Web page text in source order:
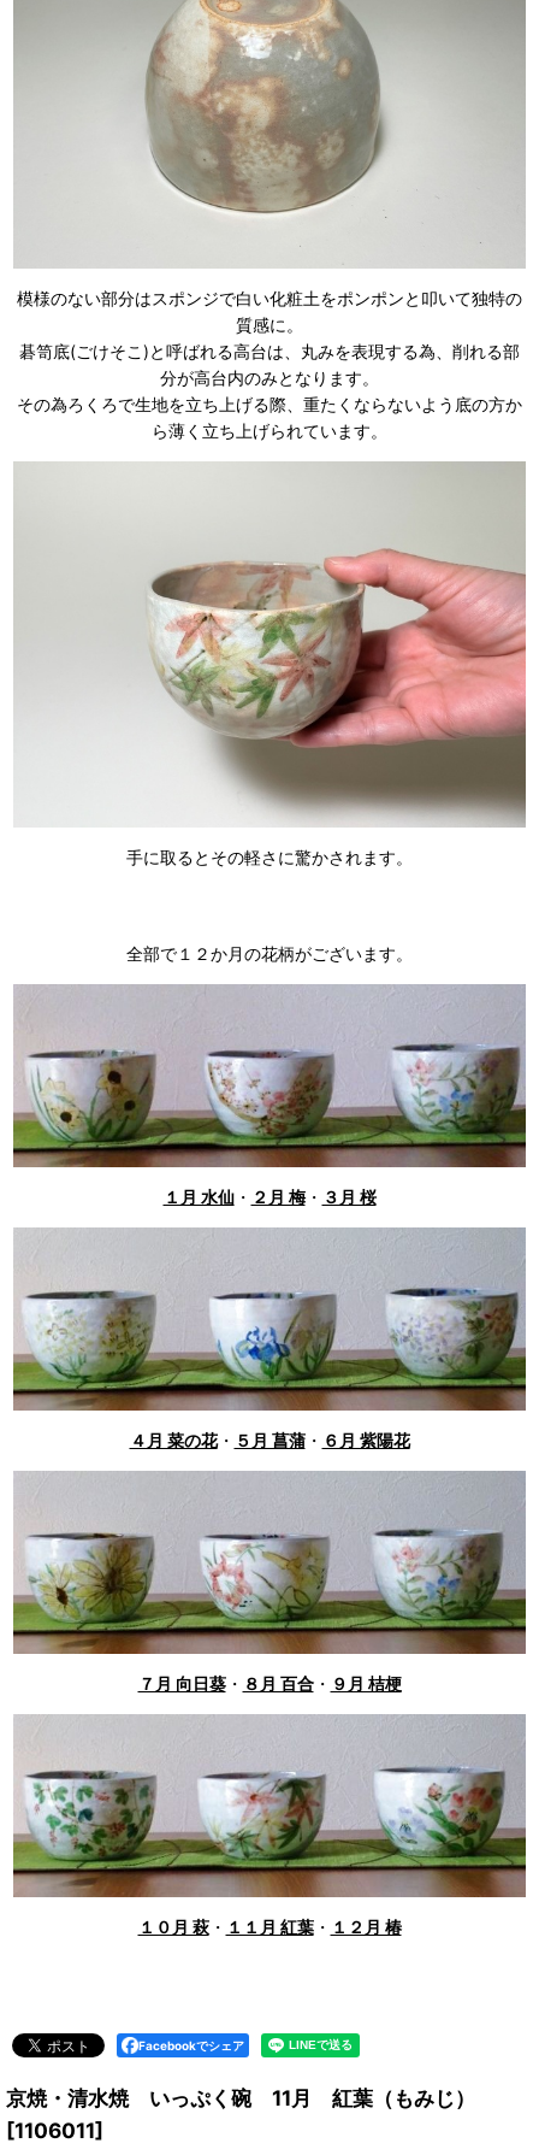
模様のない部分はスポンジで白い化粧土をポンポンと叩いて独特の
質感に。
碁笥底(ごけそこ)と呼ばれる高台は、丸みを表現する為、削れる部
分が高台内のみとなります。
その為ろくろで生地を立ち上げる際、重たくならないよう底の方か
ら薄く立ち上げられています。
手に取るとその軽さに驚かされます。
全部で１２か月の花柄がございます。
１月 水仙・ ２月 梅・ ３月 桜
４月 菜の花・ ５月 菖蒲・ ６月 紫陽花
７月 向日葵・ ８月 百合・ ９月 桔梗
１０月 萩・ １１月 紅葉・ １２月 椿
Facebookでシェア
京焼・清水焼 いっぷく碗 11月 紅葉（もみじ）
[1106011]